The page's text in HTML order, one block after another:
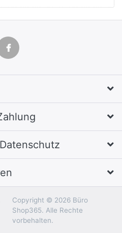
Copyright © 2026 Büro
Shop365. Alle Rechte
vorbehalten.